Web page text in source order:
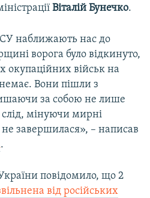
Віталій Бунечко.
наближають нас до
ворога було відкинуто,
окупаційних військ на
Вони пішли з
за собою не лише
мінуючи мирні
завершилася», – написав
.
повідомило, що 2
від російських